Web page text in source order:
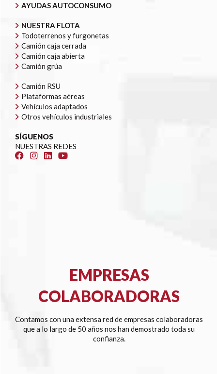
AYUDAS AUTOCONSUMO
NUESTRA FLOTA
Todoterrenos y furgonetas
Camión caja cerrada
Camión caja abierta
Camión grúa
Camión RSU
Plataformas aéreas
Vehículos adaptados
Otros vehículos industriales
SÍGUENOS
NUESTRAS REDES
EMPRESAS
COLABORADORAS
Contamos con una extensa red de empresas colaboradoras
que a lo largo de 50 años nos han demostrado toda su
confianza.